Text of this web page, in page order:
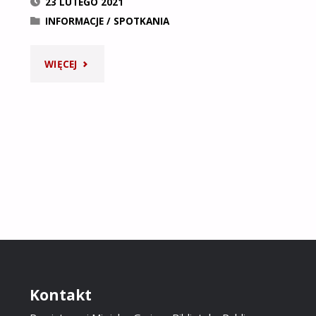
INFORMACJE / SPOTKANIA
WIĘCEJ "WĘGIERSKA
Kontakt